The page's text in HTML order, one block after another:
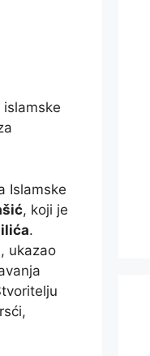
Islamske
, koji je
.
ukazao